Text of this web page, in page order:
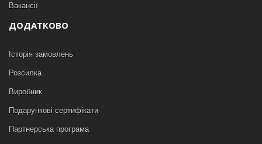
Вакансії
ДОДАТКОВО
Історія замовлень
Розсилка
Виробник
Подарункові сертифікати
Партнерська програма